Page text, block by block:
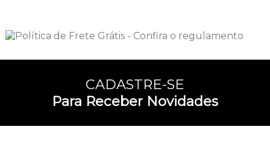
CADASTRE-SE
Para Receber Novidades